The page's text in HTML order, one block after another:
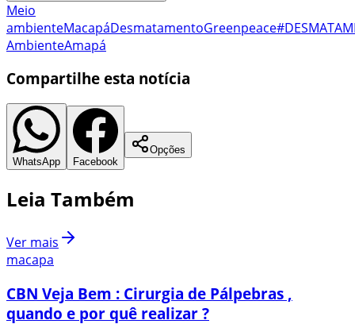
Meio
ambienteMacapáDesmatamentoGreenpeace
AmbienteAmapá
Compartilhe esta notícia
WhatsApp Facebook
Opções
Leia Também
Ver mais
macapa
CBN Veja Bem : Cirurgia de Pálpebras ,
quando e por quê realizar ?